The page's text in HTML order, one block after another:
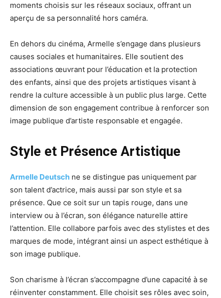
moments choisis sur les réseaux sociaux, offrant un
aperçu de sa personnalité hors caméra.
En dehors du cinéma, Armelle s’engage dans plusieurs
causes sociales et humanitaires. Elle soutient des
associations œuvrant pour l’éducation et la protection
des enfants, ainsi que des projets artistiques visant à
rendre la culture accessible à un public plus large. Cette
dimension de son engagement contribue à renforcer son
image publique d’artiste responsable et engagée.
Style et Présence Artistique
Armelle Deutsch ne se distingue pas uniquement par
son talent d’actrice, mais aussi par son style et sa
présence. Que ce soit sur un tapis rouge, dans une
interview ou à l’écran, son élégance naturelle attire
l’attention. Elle collabore parfois avec des stylistes et des
marques de mode, intégrant ainsi un aspect esthétique à
son image publique.
Son charisme à l’écran s’accompagne d’une capacité à se
réinventer constamment. Elle choisit ses rôles avec soin,